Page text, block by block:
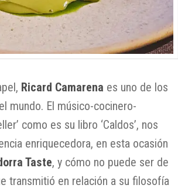
Ricard Camarena es uno de los
mundo. El músico-cocinero-
como es su libro ‘Caldos’, nos
enriquecedora, en esta ocasión
Taste, y cómo no puede ser de
transmitió en relación a su filosofía